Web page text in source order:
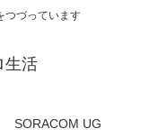
つづっています
生活
SORACOM UG